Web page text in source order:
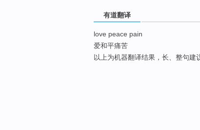
有道翻译
love peace pain
爱和平痛苦
以上为机器翻译结果，长、整句建